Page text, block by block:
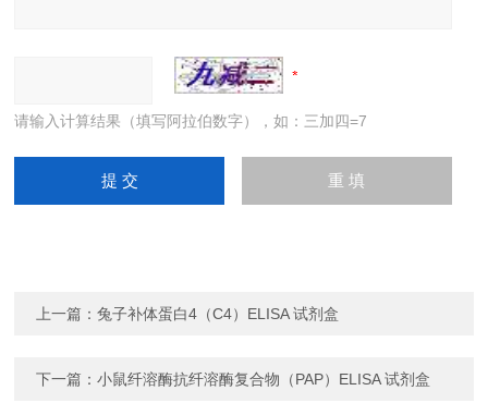
请输入计算结果（填写阿拉伯数字），如：三加四=7
上一篇：兔子补体蛋白4（C4）ELISA 试剂盒
下一篇：小鼠纤溶酶抗纤溶酶复合物（PAP）ELISA 试剂盒